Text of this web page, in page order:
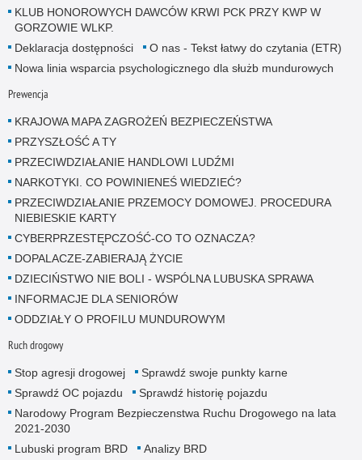
KLUB HONOROWYCH DAWCÓW KRWI PCK PRZY KWP W
GORZOWIE WLKP.
Deklaracja dostępności
O nas - Tekst łatwy do czytania (ETR)
Nowa linia wsparcia psychologicznego dla służb mundurowych
Prewencja
KRAJOWA MAPA ZAGROŻEŃ BEZPIECZEŃSTWA
PRZYSZŁOŚĆ A TY
PRZECIWDZIAŁANIE HANDLOWI LUDŹMI
NARKOTYKI. CO POWINIENEŚ WIEDZIEĆ?
PRZECIWDZIAŁANIE PRZEMOCY DOMOWEJ. PROCEDURA
NIEBIESKIE KARTY
CYBERPRZESTĘPCZOŚĆ-CO TO OZNACZA?
DOPALACZE-ZABIERAJĄ ŻYCIE
DZIECIŃSTWO NIE BOLI - WSPÓLNA LUBUSKA SPRAWA
INFORMACJE DLA SENIORÓW
ODDZIAŁY O PROFILU MUNDUROWYM
Ruch drogowy
Stop agresji drogowej
Sprawdź swoje punkty karne
Sprawdź OC pojazdu
Sprawdź historię pojazdu
Narodowy Program Bezpieczenstwa Ruchu Drogowego na lata
2021-2030
Lubuski program BRD
Analizy BRD